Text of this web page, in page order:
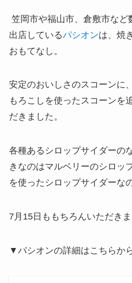
笠岡市や福山市、倉敷市など
出店しているパシオンは、焼
おもてなし。
安定のおいしさのスコーンに
もろこしを使ったスコーンを
だきました。
各種あるシロップサイダーの
きなのはマルベリーのシロッ
を使ったシロップサイダーな
7月15日ももちろんいただき
▼パシオンの詳細はこちらから